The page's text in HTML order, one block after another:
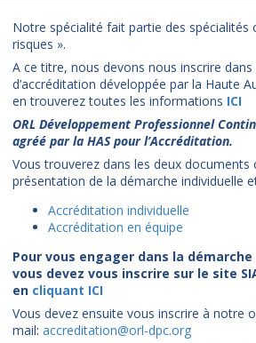
Notre spécialité fait partie des spécialités
risques ».
A ce titre, nous devons nous inscrire
d’accréditation développée par la Haute
en trouverez toutes les informations ICI
ORL Développement Professionnel
agréé par la HAS pour l’Accréditation.
Vous trouverez dans les deux documents
présentation de la démarche individuelle
Accréditation individuelle
Accréditation en équipe
Pour vous engager dans la
vous devez vous inscrire sur le site
en cliquant ICI
Vous devez ensuite vous inscrire à notre
mail: accreditation@orl-dpc.org